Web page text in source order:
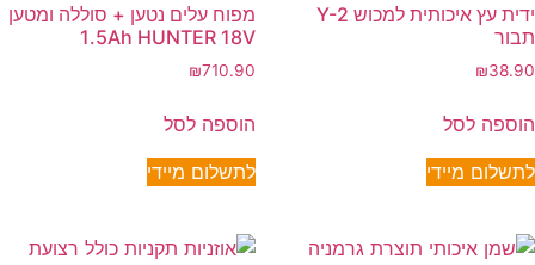
ידית עץ איכותית למכוש Y-2
תבור
₪38.90
הוספה לסל
לתשלום מיידי
מפוח עלים נטען + סוללה ומטען
1.5Ah HUNTER 18V
₪710.90
הוספה לסל
לתשלום מיידי